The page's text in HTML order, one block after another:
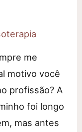
me
motivo você
profissão? A
foi longo
mas antes